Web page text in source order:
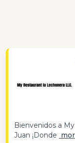
Bienvenidos a
Juan ¡Donde